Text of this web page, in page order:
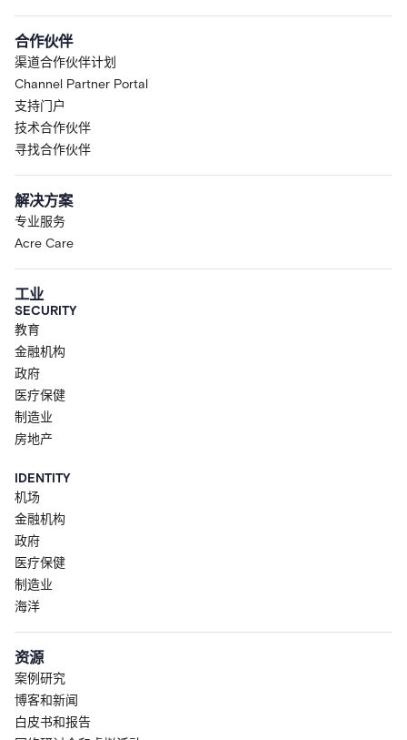
合作伙伴
渠道合作伙伴计划
Channel Partner Portal
支持门户
技术合作伙伴
寻找合作伙伴
解决方案
专业服务
Acre Care
工业
SECURITY
教育
金融机构
政府
医疗保健
制造业
房地产
IDENTITY
机场
金融机构
政府
医疗保健
制造业
海洋
资源
案例研究
博客和新闻
白皮书和报告